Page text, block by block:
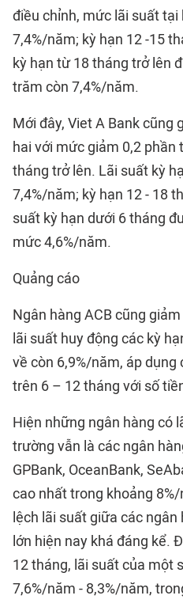
điều chỉnh, mức lãi suất tại
7,4%/năm; kỳ hạn 12 -15
kỳ hạn từ 18 tháng trở lên
trăm còn 7,4%/năm.
Mới đây, Viet A Bank cũng
hai với mức giảm 0,2 phần
tháng trở lên. Lãi suất kỳ
7,4%/năm; kỳ hạn 12 - 18
suất kỳ hạn dưới 6 tháng
mức 4,6%/năm.
Quảng cáo
Ngân hàng ACB cũng
lãi suất huy động các kỳ
về còn 6,9%/năm, áp
trên 6 – 12 tháng với số
Hiện những ngân hàng có
trường vẫn là các ngân
GPBank, OceanBank,
cao nhất trong khoảng
lệch lãi suất giữa các ngân
lớn hiện nay khá đáng kể.
12 tháng, lãi suất của một
7,6%/năm - 8,3%/năm,